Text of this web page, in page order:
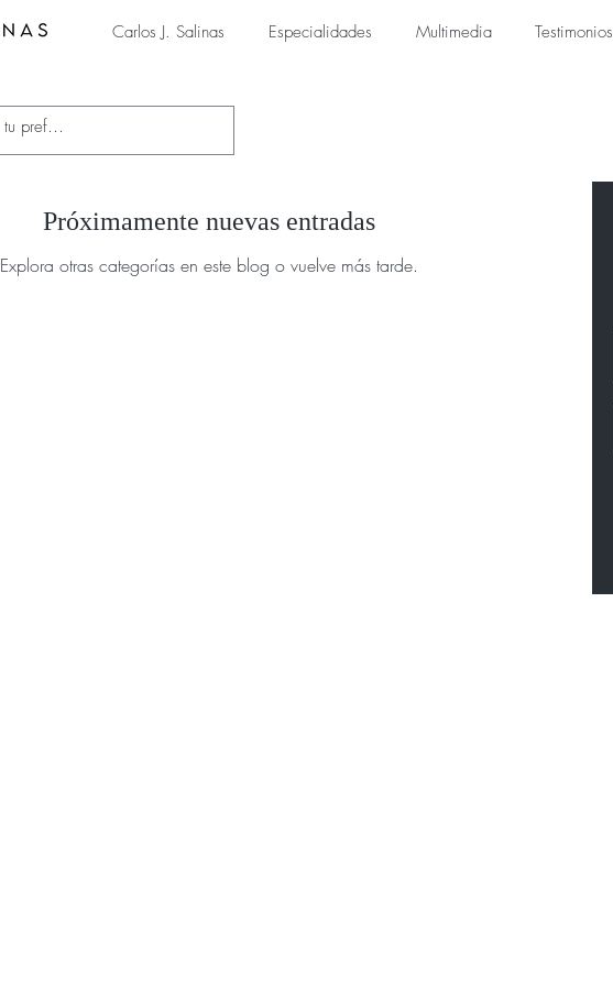
Carlos J. Salinas Especialidades Multimedia Testimonios
Próximamente nuevas entradas
Explora otras categorías en este blog o vuelve más tarde.